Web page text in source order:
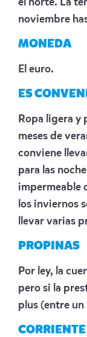
el norte. La
noviembre
MONEDA
El euro.
ES
Ropa ligera y
meses de
conviene
para las
impermeable
los inviernos
llevar varias
PROPINAS
Por ley, la
pero si la
plus (entre un